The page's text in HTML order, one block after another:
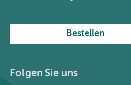
Bestellen
Folgen Sie uns